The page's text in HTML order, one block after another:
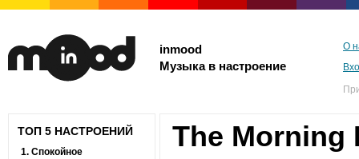
inmood
Музыка в настроение
О
ТОП 5 НАСТРОЕНИЙ
1. Спокойное
The Morning